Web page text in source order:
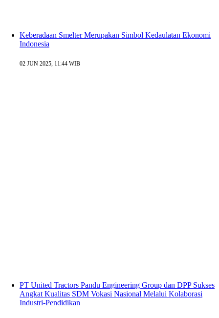
Keberadaan Smelter Merupakan Simbol Kedaulatan Ekonomi
Indonesia
02 JUN 2025, 11:44 WIB
PT United Tractors Pandu Engineering Group dan DPP Sukses
Angkat Kualitas SDM Vokasi Nasional Melalui Kolaborasi
Industri-Pendidikan